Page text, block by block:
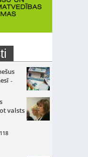
-
valsts